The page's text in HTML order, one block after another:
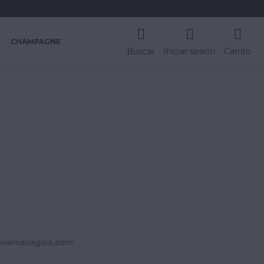
CHAMPAGNE
Buscar Iniciar sesión Carrito